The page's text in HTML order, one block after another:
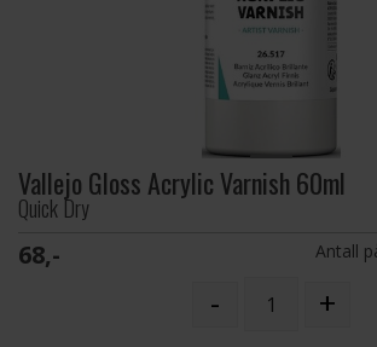
Vallejo Gloss Acrylic Varnish 60ml
Quick Dry
68,- Antall
- +